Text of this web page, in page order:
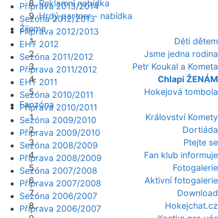
Reklamní nabídka
Hrdý partner - nabídka
Žijeme
Děti dětem
Jsme jedna rodina
Petr Koukal a Kometa
Chlapi ŽENÁM
Hokejová tombola
Fanzóna
Království Komety
Dortiáda
Ptejte se
Fan klub informuje
Fotogalerie
Aktivní fotogalerie
Download
Hokejchat.cz
Příprava 2013/2014
Sezóna 2012/2013
Příprava 2012/2013
EHT 2012
Sezóna 2011/2012
Příprava 2011/2012
EHT 2011
Sezóna 2010/2011
Příprava 2010/2011
Sezóna 2009/2010
Příprava 2009/2010
Sezóna 2008/2009
Příprava 2008/2009
Sezóna 2007/2008
Příprava 2007/2008
Sezóna 2006/2007
Příprava 2006/2007